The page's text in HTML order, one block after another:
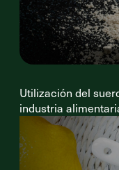
Utilización del
industria